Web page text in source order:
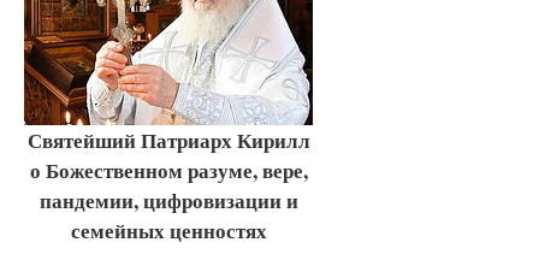
Святейший Патриарх Кирилл
о Божественном разуме, вере,
пандемии, цифровизации и
семейных ценностях